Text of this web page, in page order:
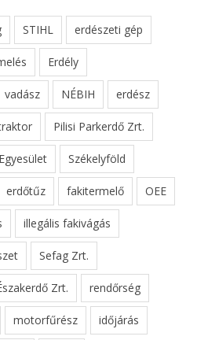
STIHL erdészeti gép
Erdély
vadász NÉBIH erdész
Pilisi Parkerdő Zrt.
Székelyföld
erdőtűz fakitermelő OEE
illegális fakivágás
Sefag Zrt.
Zrt. rendőrség
motorfűrész időjárás